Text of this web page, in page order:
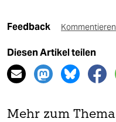
Feedback Kommentieren
Diesen Artikel teilen
Mehr zum Thema